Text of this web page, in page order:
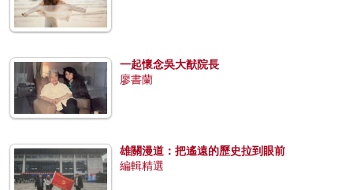
一起懷念吳大猷院長
廖書蘭
雄關漫道：把遙遠的歷史拉到眼前
編輯精選